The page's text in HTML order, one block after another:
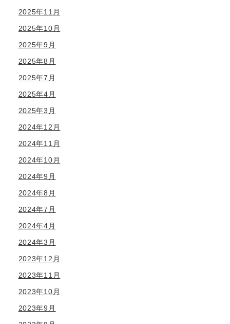
2025年11月
2025年10月
2025年9月
2025年8月
2025年7月
2025年4月
2025年3月
2024年12月
2024年11月
2024年10月
2024年9月
2024年8月
2024年7月
2024年4月
2024年3月
2023年12月
2023年11月
2023年10月
2023年9月